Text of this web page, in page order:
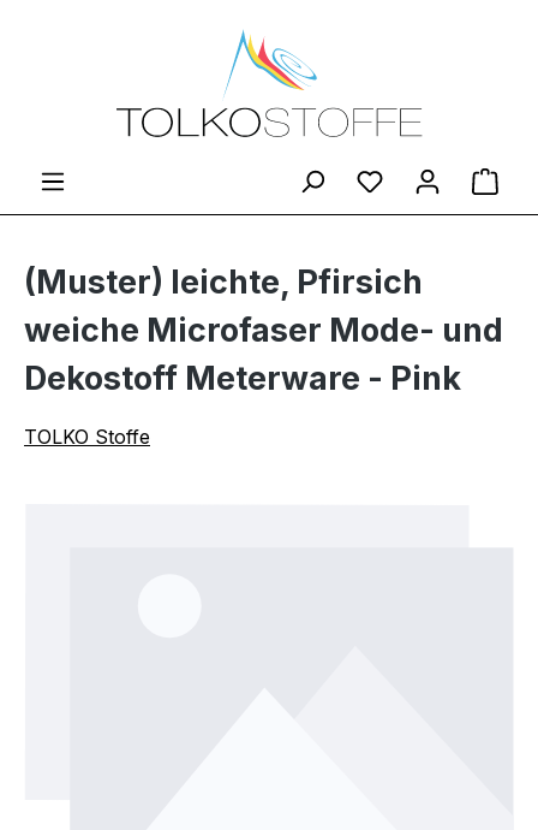
Zum Hauptinhalt springen
Du hast 0
(Muster) leichte, Pfirsich
weiche Microfaser Mode- und
Dekostoff Meterware - Pink
TOLKO Stoffe